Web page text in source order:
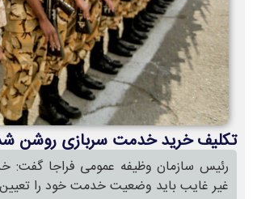
تکلیف خرید خدمت سربازی روشن
رئیس سازمان وظیفه عمومی فراجا گفت:
غیر غایب باید وضعیت خدمت خود را